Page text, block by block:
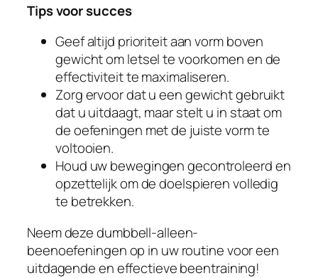
Tips voor succes
Geef altijd prioriteit aan vorm boven
gewicht om letsel te voorkomen en de
effectiviteit te maximaliseren.
Zorg ervoor dat u een gewicht gebruikt
dat u uitdaagt, maar stelt u in staat om
de oefeningen met de juiste vorm te
voltooien.
Houd uw bewegingen gecontroleerd en
opzettelijk om de doelspieren volledig
te betrekken.
Neem deze dumbbell-alleen-
beenoefeningen op in uw routine voor een
uitdagende en effectieve beentraining!